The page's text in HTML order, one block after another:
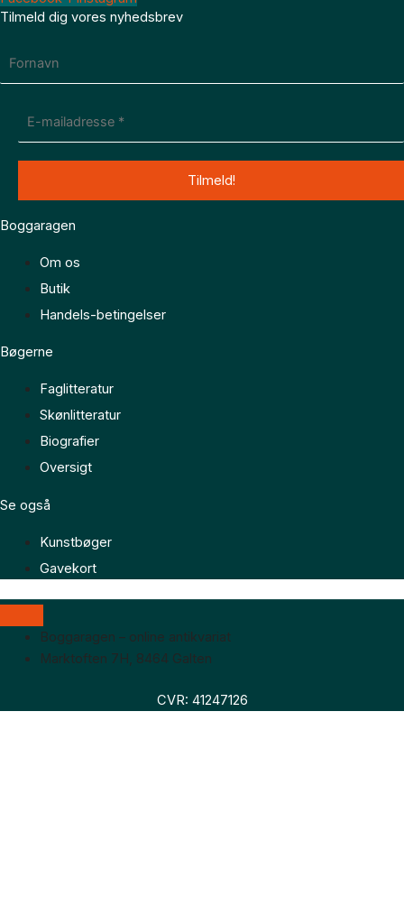
Tilmeld dig vores nyhedsbrev
Boggaragen
Om os
Butik
Handels-betingelser
Bøgerne
Faglitteratur
Skønlitteratur
Biografier
Oversigt
Se også
Kunstbøger
Gavekort
Boggaragen – online antikvariat
Marktoften 7H, 8464 Galten
CVR: 41247126